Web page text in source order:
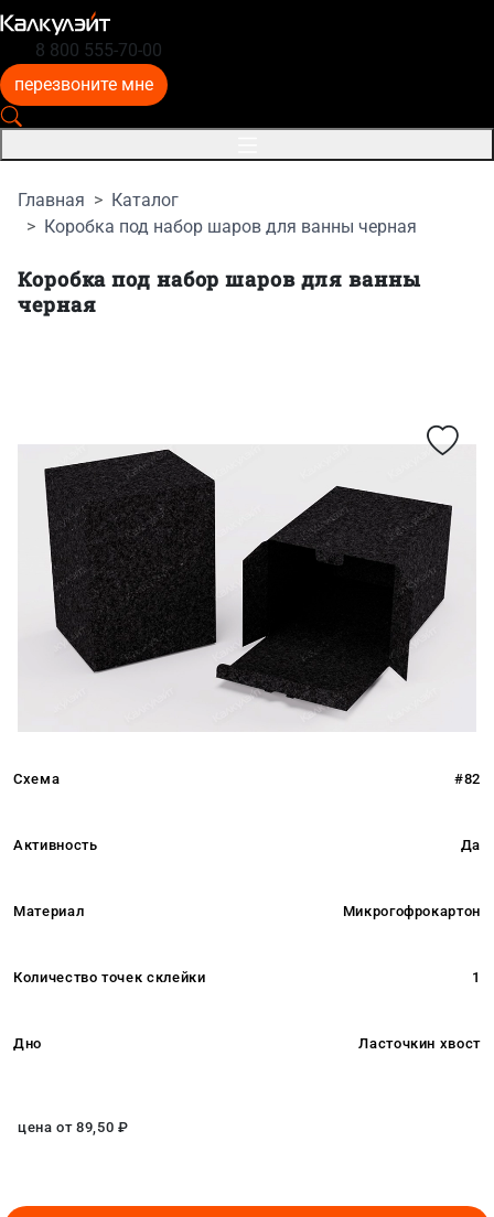
8 800 555-70-00
перезвоните мне
Главная
Каталог
Коробка под набор шаров для ванны черная
Коробка под набор шаров для ванны
черная
Схема #82
Активность Да
Материал Микрогофрокартон
Количество точек склейки 1
Дно Ласточкин хвост
цена от89,50 ₽